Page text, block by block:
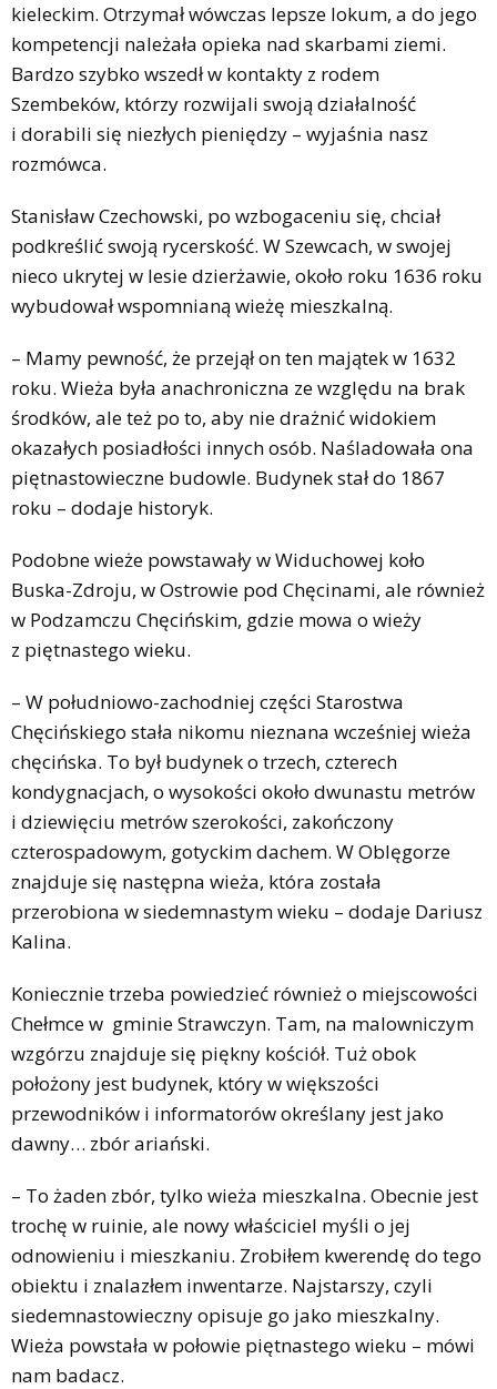
kieleckim. Otrzymał wówczas lepsze lokum, a do jego
kompetencji należała opieka nad skarbami ziemi.
Bardzo szybko wszedł w kontakty z rodem
Szembeków, którzy rozwijali swoją działalność
i dorabili się niezłych pieniędzy – wyjaśnia nasz
rozmówca.
Stanisław Czechowski, po wzbogaceniu się, chciał
podkreślić swoją rycerskość. W Szewcach, w swojej
nieco ukrytej w lesie dzierżawie, około roku 1636 roku
wybudował wspomnianą wieżę mieszkalną.
– Mamy pewność, że przejął on ten majątek w 1632
roku. Wieża była anachroniczna ze względu na brak
środków, ale też po to, aby nie drażnić widokiem
okazałych posiadłości innych osób. Naśladowała ona
piętnastowieczne budowle. Budynek stał do 1867
roku – dodaje historyk.
Podobne wieże powstawały w Widuchowej koło
Buska-Zdroju, w Ostrowie pod Chęcinami, ale również
w Podzamczu Chęcińskim, gdzie mowa o wieży
z piętnastego wieku.
– W południowo-zachodniej części Starostwa
Chęcińskiego stała nikomu nieznana wcześniej wieża
chęcińska. To był budynek o trzech, czterech
kondygnacjach, o wysokości około dwunastu metrów
i dziewięciu metrów szerokości, zakończony
czterospadowym, gotyckim dachem. W Oblęgorze
znajduje się następna wieża, która została
przerobiona w siedemnastym wieku – dodaje Dariusz
Kalina.
Koniecznie trzeba powiedzieć również o miejscowości
Chełmce w gminie Strawczyn. Tam, na malowniczym
wzgórzu znajduje się piękny kościół. Tuż obok
położony jest budynek, który w większości
przewodników i informatorów określany jest jako
dawny… zbór ariański.
– To żaden zbór, tylko wieża mieszkalna. Obecnie jest
trochę w ruinie, ale nowy właściciel myśli o jej
odnowieniu i mieszkaniu. Zrobiłem kwerendę do tego
obiektu i znalazłem inwentarze. Najstarszy, czyli
siedemnastowieczny opisuje go jako mieszkalny.
Wieża powstała w połowie piętnastego wieku – mówi
nam badacz.